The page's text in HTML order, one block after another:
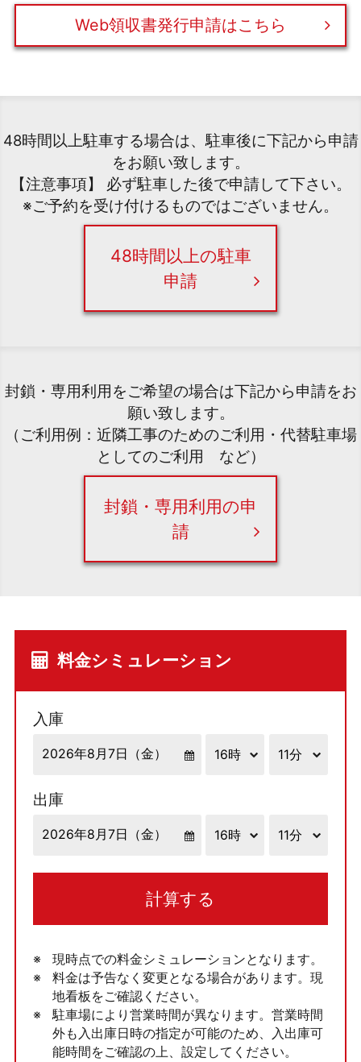
Web領収書発行申請はこちら
48時間以上駐車する場合は、駐車後に下記から申請
をお願い致します。
【注意事項】 必ず駐車した後で申請して下さい。
※ご予約を受け付けるものではございません。
48時間以上の駐車
申請
封鎖・専用利用をご希望の場合は下記から申請をお
願い致します。
（ご利用例：近隣工事のためのご利用・代替駐車場
としてのご利用 など）
封鎖・専用利用の申
請
料金シミュレーション
入庫
出庫
計算する
現時点での料金シミュレーションとなります。
料金は予告なく変更となる場合があります。現
地看板をご確認ください。
駐車場により営業時間が異なります。営業時間
外も入出庫日時の指定が可能のため、入出庫可
能時間をご確認の上、設定してください。